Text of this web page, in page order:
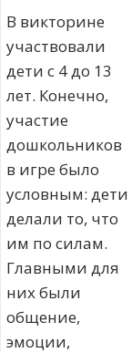
В викторине
участвовали
дети с 4 до 13
лет. Конечно,
участие
дошкольников
в игре было
условным: дети
делали то, что
им по силам.
Главными для
них были
общение,
эмоции,